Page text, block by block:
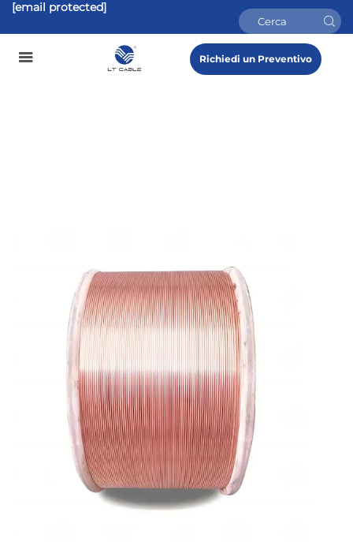
[email protected]
Richiedi un Preventivo